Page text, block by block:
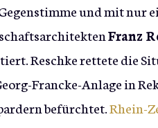
und mit nur
Franz
Reschke rettete die
Francke-Anlage in
befürchtet.Rhein-